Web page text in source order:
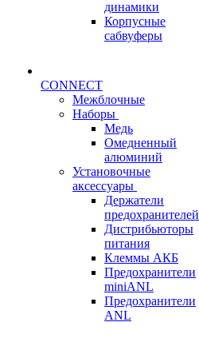
динамики
Корпусные
сабвуферы
CONNECT
Межблочные
Наборы
Медь
Омедненный
алюминий
Установочные
аксессуары
Держатели
предохранителей
Дистрибьюторы
питания
Клеммы АКБ
Предохранители
miniANL
Предохранители
ANL